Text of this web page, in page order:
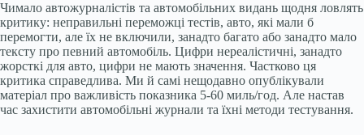
Чимало автожурналістів та автомобільних видань щодня ловлять
критику: неправильні переможці тестів, авто, які мали б
перемогти, але їх не включили, занадто багато або занадто мало
тексту про певний автомобіль. Цифри нереалістичні, занадто
жорсткі для авто, цифри не мають значення. Частково ця
критика справедлива. Ми й самі нещодавно опублікували
матеріал про важливість показника 5-60 миль/год. Але настав
час захистити автомобільні журнали та їхні методи тестування.